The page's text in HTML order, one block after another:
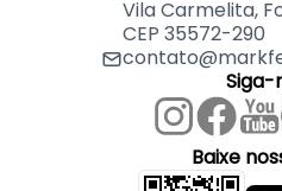
Vila Carmelita,
CEP 35572-290
Siga-
Baixe